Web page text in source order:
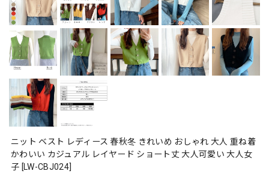
ニット ベスト レディース 春秋冬 きれいめ おしゃれ 大人 重ね着
かわいい カジュアル レイヤード ショート丈 大人可愛い 大人女
子 [LW-CBJ024]